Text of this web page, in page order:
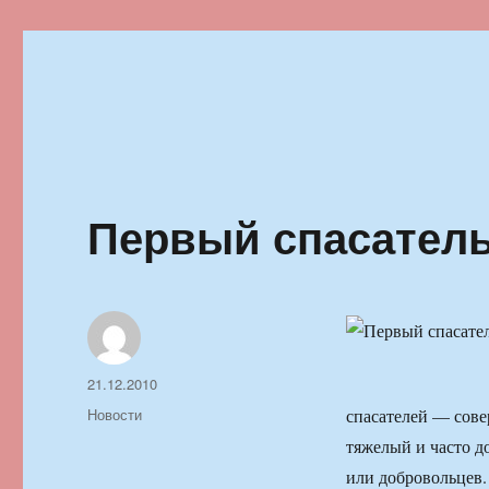
Первый
Автор
Опубликовано
21.12.2010
Рубрики
Новости